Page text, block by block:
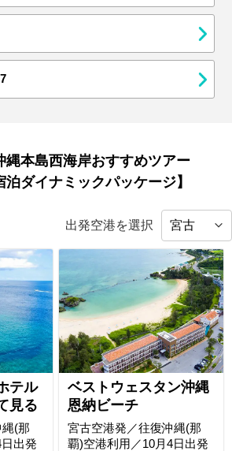
縄本島西海岸おすすめツアー
泊ダイナミックパッケージ】
出発空港を選択
テル
見る
(那
出発
ベストウェスタン沖縄
恩納ビーチ
宮古空港発／往復沖縄(那
覇)空港利用／10月4日出発